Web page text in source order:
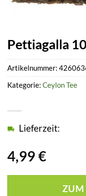
Pettiagalla
4,99 €
Lieferzeit:
ZUM
Artikelnummer:
Kategorie: Ceylon Tee